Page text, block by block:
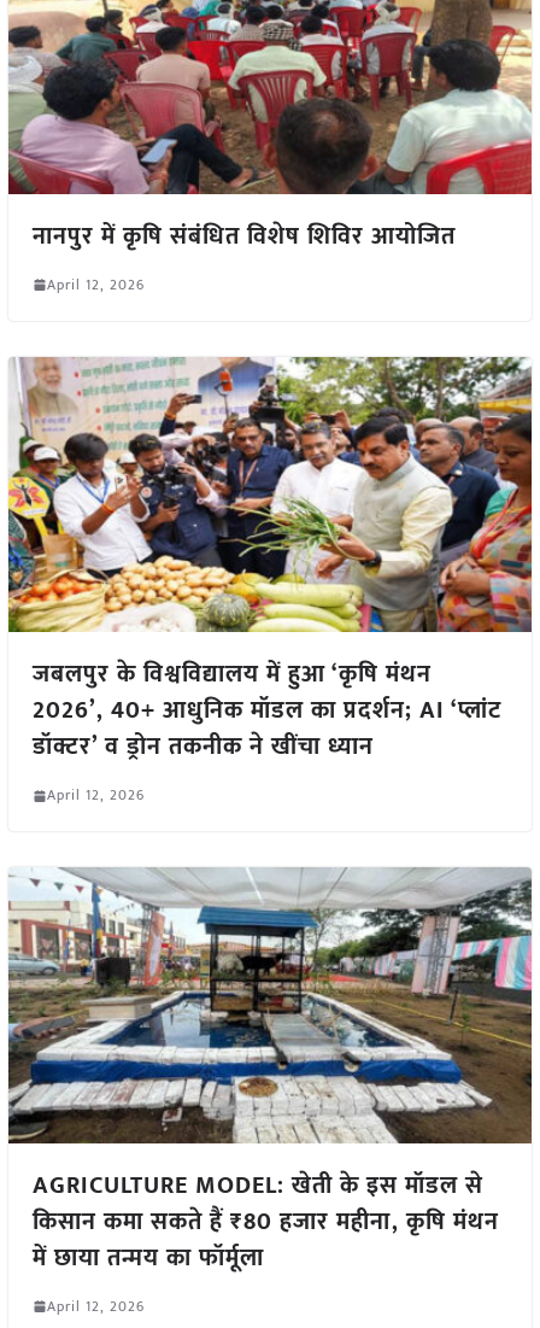
नानपुर में कृषि संबंधित विशेष शिविर आयोजित
April 12, 2026
जबलपुर के विश्वविद्यालय में हुआ ‘कृषि मंथन
2026’, 40+ आधुनिक मॉडल का प्रदर्शन; AI ‘प्लांट
डॉक्टर’ व ड्रोन तकनीक ने खींचा ध्यान
April 12, 2026
AGRICULTURE MODEL: खेती के इस मॉडल से
किसान कमा सकते हैं ₹80 हजार महीना, कृषि मंथन
में छाया तन्मय का फॉर्मूला
April 12, 2026